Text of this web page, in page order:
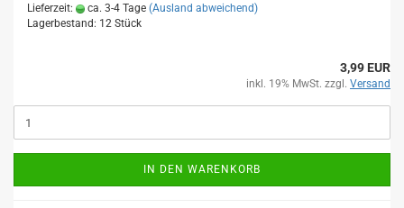
Lieferzeit:
ca. 3-4 Tage (Ausland abweichend)
Lagerbestand: 12 Stück
3,99 EUR
inkl. 19% MwSt. zzgl. Versand
IN DEN WARENKORB